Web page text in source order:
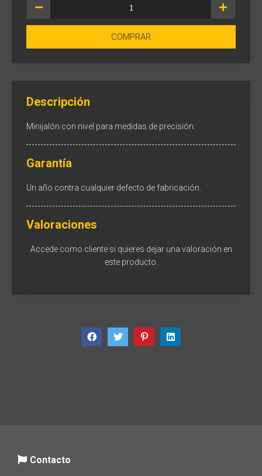
COMPRAR
Descripción
Minijalón con nivel para medidas de precisión.
Garantía
Un año contra cualquier defecto de fabricación.
Valoraciones
Accede como clientesi quieres dejar una valoración en
este producto.
Contacto